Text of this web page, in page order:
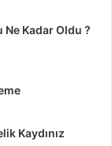
Ne Kadar Oldu ?
Kaydınız